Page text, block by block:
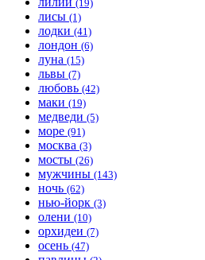
(19)
лисы (1)
лодки (41)
лондон (6)
луна (15)
львы (7)
любовь (42)
маки (19)
медведи (5)
море (91)
москва (3)
мосты (26)
мужчины (143)
ночь (62)
нью-йорк (3)
олени (10)
орхидеи (7)
осень (47)